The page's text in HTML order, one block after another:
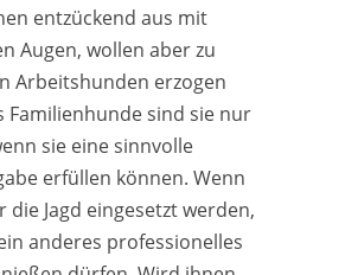
entzückend aus mit
Augen, wollen aber zu
Arbeitshunden erzogen
Familienhunde sind sie nur
sie eine sinnvolle
erfüllen können. Wenn
die Jagd eingesetzt werden,
anderes professionelles